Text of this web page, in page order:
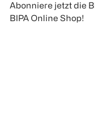
Abonniere jetzt die
BIPA Online Shop!